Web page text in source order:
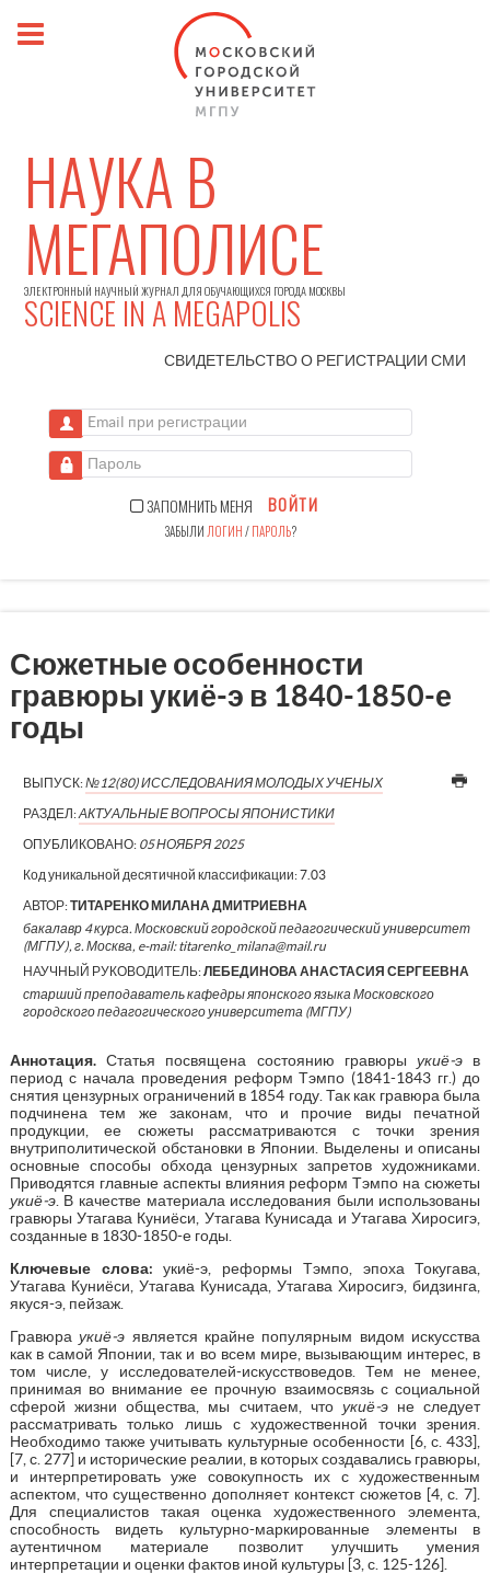
НАУКА В
МЕГАПОЛИСЕ
ЭЛЕКТРОННЫЙ НАУЧНЫЙ ЖУРНАЛ ДЛЯ ОБУЧАЮЩИХСЯ ГОРОДА МОСКВЫ
SCIENCE IN A MEGAPOLIS
СВИДЕТЕЛЬСТВО О РЕГИСТРАЦИИСМИ
Email при регистрации
Пароль
ЗАПОМНИТЬ МЕНЯ ВОЙТИ
ЗАБЫЛИ ЛОГИН/ПАРОЛЬ?
Сюжетные особенности
гравюры укиё-э в 1840-1850-е
годы
ВЫПУСК:№12(80) ИССЛЕДОВАНИЯ МОЛОДЫХ УЧЕНЫХ
РАЗДЕЛ:АКТУАЛЬНЫЕ ВОПРОСЫ ЯПОНИСТИКИ
ОПУБЛИКОВАНО: 05 НОЯБРЯ 2025
Код уникальной десятичной классификации:7.03
АВТОР:ТИТАРЕНКО МИЛАНА ДМИТРИЕВНА
бакалавр 4 курса. Московский городской педагогический университет
(МГПУ), г. Москва, e-mail: titarenko_milana@mail.ru
НАУЧНЫЙ РУКОВОДИТЕЛЬ:ЛЕБЕДИНОВА АНАСТАСИЯ СЕРГЕЕВНА
старший преподаватель кафедры японского языка Московского
городского педагогического университета (МГПУ)
Аннотация. Статья посвящена состоянию гравюры укиё-э в
период с начала проведения реформ Тэмпо (1841-1843 гг.) до
снятия цензурных ограничений в 1854 году. Так как гравюра была
подчинена тем же законам, что и прочие виды печатной
продукции, ее сюжеты рассматриваются с точки зрения
внутриполитической обстановки в Японии. Выделены и описаны
основные способы обхода цензурных запретов художниками.
Приводятся главные аспекты влияния реформ Тэмпо на сюжеты
укиё-э. В качестве материала исследования были использованы
гравюры Утагава Куниёси, Утагава Кунисада и Утагава Хиросигэ,
созданные в 1830-1850-е годы.
Ключевые слова:укиё-э, реформы Тэмпо, эпоха Токугава,
Утагава Куниёси, Утагава Кунисада, Утагава Хиросигэ, бидзинга,
якуся-э, пейзаж.
Гравюраукиё-э является крайне популярным видом искусства
как в самой Японии, так и во всем мире, вызывающим интерес, в
том числе, у исследователей-искусствоведов. Тем не менее,
принимая во внимание ее прочную взаимосвязь с социальной
сферой жизни общества, мы считаем, что укиё-эне следует
рассматривать только лишь с художественной точки зрения.
Необходимо также учитывать культурные особенности [6, с. 433],
[7, с. 277] и исторические реалии, в которых создавались гравюры,
и интерпретировать уже совокупность их с художественным
аспектом, что существенно дополняет контекст сюжетов [4, с. 7].
Для специалистов такая оценка художественного элемента,
способность видеть культурно-маркированные элементы в
аутентичном материале позволит улучшить умения
интерпретации и оценки фактов иной культуры [3, с. 125-126].